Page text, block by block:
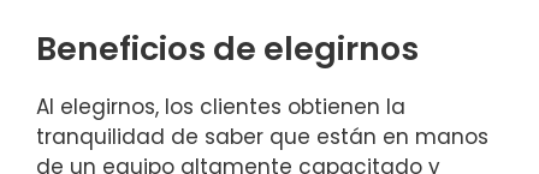
Beneficios de elegirnos
Al elegirnos, los clientes obtienen la
tranquilidad de saber que están en manos
de un equipo altamente capacitado y